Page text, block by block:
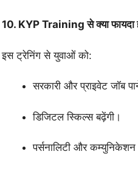
10. KYP Training से क्या फायदा
इस ट्रेनिंग से युवाओं को:
सरकारी और प्राइवेट जॉब
डिजिटल स्किल्स बढ़ेंगी।
पर्सनालिटी और कम्युनिकेशन